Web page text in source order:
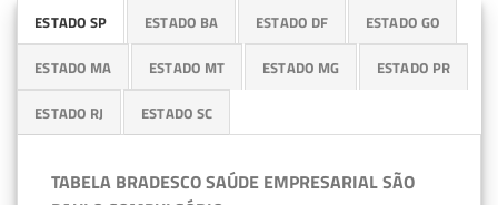
ESTADO SP ESTADO BA ESTADO DF ESTADO GO
ESTADO MA ESTADO MT ESTADO MG ESTADO PR
ESTADO RJ ESTADO SC
TABELA BRADESCO SAÚDE EMPRESARIAL SÃO